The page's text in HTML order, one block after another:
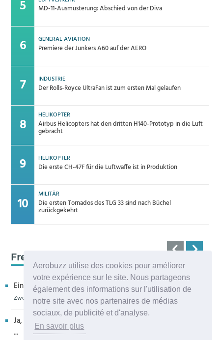
Aerobuzz utilise des cookies pour améliorer
votre expérience sur le site. Nous partageons
également des informations sur l'utilisation de
notre site avec nos partenaires de médias
sociaux, de publicité et d'analyse.
En savoir plus
MD-11-Ausmusterung: Abschied von der Diva
GENERAL AVIATION
Premiere der Junkers A60 auf der AERO
INDUSTRIE
Der Rolls-Royce UltraFan ist zum ersten Mal gelaufen
HELIKOPTER
Airbus Helicopters hat den dritten H140-Prototyp in die Luft
gebracht
HELIKOPTER
Die erste CH-47F für die Luftwaffe ist in Produktion
MILITÄR
Die ersten Tornados des TLG 33 sind nach Büchel
zurückgekehrt
Frequenz 123,45
Ein kritischer Leser bedankt sich für die Aufnahme in eur...
Zweiter H160M-Prototyp fliegt
Ja, sehr bedauerlich diese Entwicklung, die allenthalben um
...